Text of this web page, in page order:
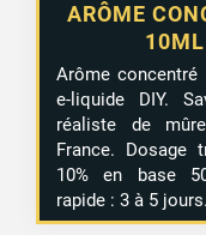
ARÔME
Arôme concentré
e-liquide DIY.
réaliste de
France. Dosage
10% en base
rapide : 3 à 5 jours.